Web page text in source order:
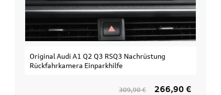
Original Audi A1 Q2 Q3 RSQ3 Nachrüstung
Rückfahrkamera Einparkhilfe
309,90 € 266,90 €